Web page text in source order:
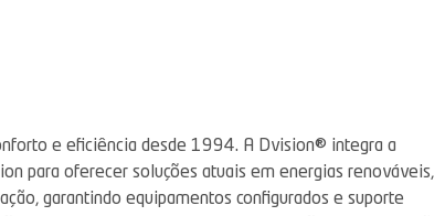
e eficiência desde 1994. A Dvision® integra a
para oferecer soluções atuais em energias renováveis,
garantindo equipamentos configurados e suporte